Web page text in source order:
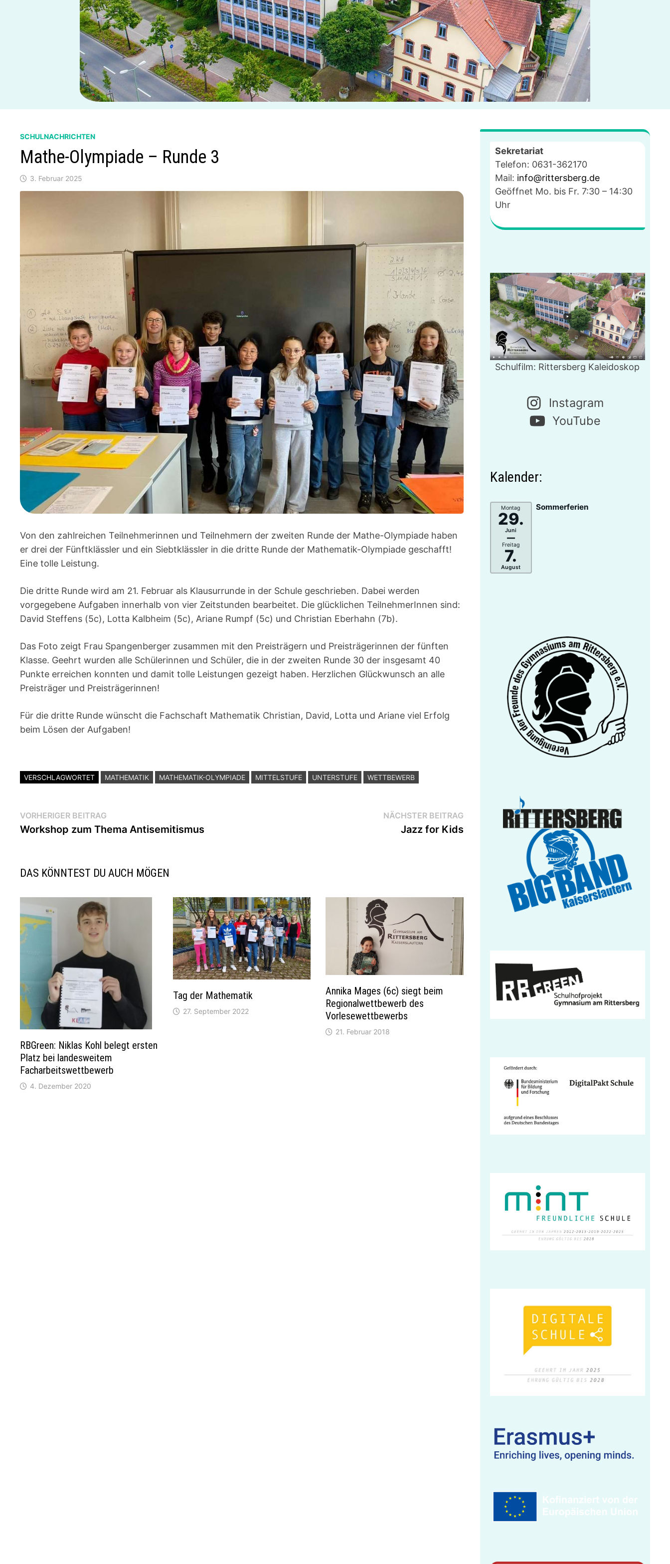
SCHULNACHRICHTEN
Mathe-Olympiade – Runde 3
3. Februar 2025
Von den zahlreichen Teilnehmerinnen und Teilnehmern der zweiten Runde der Mathe-Olympiade haben
er drei der Fünftklässler und ein Siebtklässler in die dritte Runde der Mathematik-Olympiade geschafft!
Eine tolle Leistung.
Die dritte Runde wird am 21. Februar als Klausurrunde in der Schule geschrieben. Dabei werden
vorgegebene Aufgaben innerhalb von vier Zeitstunden bearbeitet. Die glücklichen TeilnehmerInnen sind:
David Steffens (5c), Lotta Kalbheim (5c), Ariane Rumpf (5c) und Christian Eberhahn (7b).
Das Foto zeigt Frau Spangenberger zusammen mit den Preisträgern und Preisträgerinnen der fünften
Klasse. Geehrt wurden alle Schülerinnen und Schüler, die in der zweiten Runde 30 der insgesamt 40
Punkte erreichen konnten und damit tolle Leistungen gezeigt haben. Herzlichen Glückwunsch an alle
Preisträger und Preisträgerinnen!
Für die dritte Runde wünscht die Fachschaft Mathematik Christian, David, Lotta und Ariane viel Erfolg
beim Lösen der Aufgaben!
VERSCHLAGWORTET MATHEMATIK MATHEMATIK-OLYMPIADE MITTELSTUFE UNTERSTUFE WETTBEWERB
Beitragsnavigation
VORHERIGER BEITRAG
Beitrag:
Workshop zum Thema Antisemitismus
NÄCHSTER BEITRAGNächster
Beitrag:
Jazz for Kids
DAS KÖNNTEST DU AUCH MÖGEN
RBGreen: Niklas Kohl belegt ersten
Platz bei landesweitem
Facharbeitswettbewerb
4. Dezember 2020
Tag der Mathematik
27. September 2022
Annika Mages (6c) siegt beim
Regionalwettbewerb des
Vorlesewettbewerbs
21. Februar 2018
Sekretariat
Telefon: 0631-362170
Mail: info@rittersberg.de
Geöffnet Mo. bis Fr. 7:30 – 14:30
Uhr
Schulfilm: Rittersberg Kaleidoskop
Instagram
YouTube
Kalender:
Montag
29.
Juni
–
Freitag
7.
August
Sommerferien